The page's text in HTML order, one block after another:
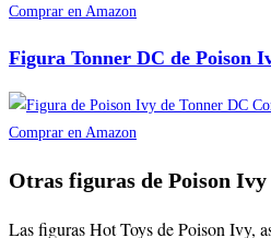
Comprar en Amazon
Figura Tonner DC de Poison
Comprar en Amazon
Otras figuras de Poison Ivy
Las figuras Hot Toys de Poison Ivy,